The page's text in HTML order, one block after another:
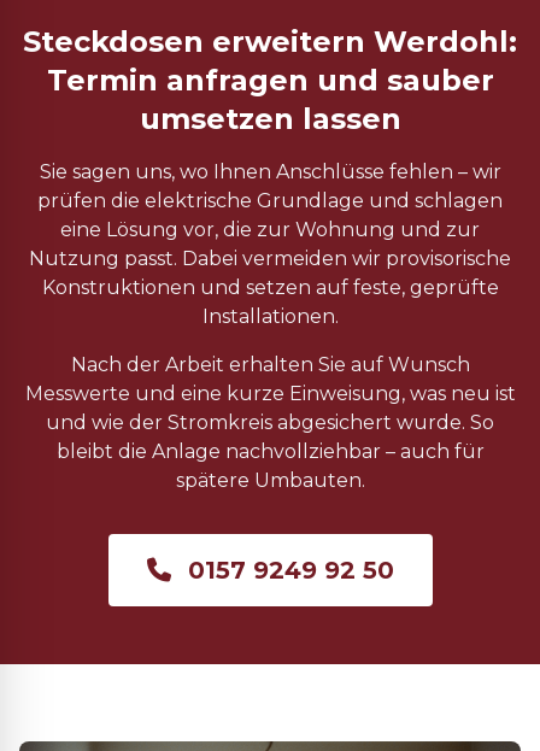
Steckdosen erweitern Werdohl:
Termin anfragen und sauber
umsetzen lassen
Sie sagen uns, wo Ihnen Anschlüsse fehlen – wir
prüfen die elektrische Grundlage und schlagen
eine Lösung vor, die zur Wohnung und zur
Nutzung passt. Dabei vermeiden wir provisorische
Konstruktionen und setzen auf feste, geprüfte
Installationen.
Nach der Arbeit erhalten Sie auf Wunsch
Messwerte und eine kurze Einweisung, was neu ist
und wie der Stromkreis abgesichert wurde. So
bleibt die Anlage nachvollziehbar – auch für
spätere Umbauten.
0157 9249 92 50